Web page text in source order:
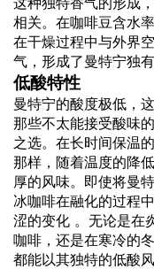
相关。在咖啡豆含水
在干燥过程中与外界
气，形成了曼特宁独有
低酸特性
曼特宁的酸度极低，
那些不太能接受酸味
之选。在长时间保温
那样，随着温度的降
厚的风味。即使将曼
冰咖啡在融化的过程
涩的变化 。无论是在
咖啡，还是在寒冷的
都能以其独特的低酸